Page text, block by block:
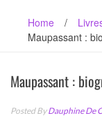
Home /
Maupassant :
Maupassant :
Posted ByDauphine De